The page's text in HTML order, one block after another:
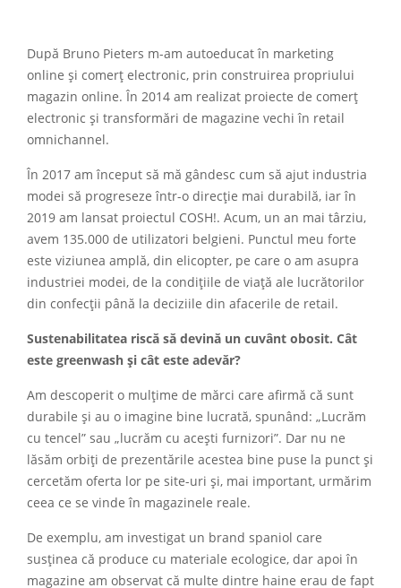
După Bruno Pieters m-am autoeducat în marketing
online și comerț electronic, prin construirea propriului
magazin online. În 2014 am realizat proiecte de comerț
electronic și transformări de magazine vechi în retail
omnichannel.
În 2017 am început să mă gândesc cum să ajut industria
modei să progreseze într-o direcție mai durabilă, iar în
2019 am lansat proiectul COSH!. Acum, un an mai târziu,
avem 135.000 de utilizatori belgieni. Punctul meu forte
este viziunea amplă, din elicopter, pe care o am asupra
industriei modei, de la condițiile de viață ale lucrătorilor
din confecții până la deciziile din afacerile de retail.
Sustenabilitatea riscă să devină un cuvânt obosit. Cât
este greenwash și cât este adevăr?
Am descoperit o mulțime de mărci care afirmă că sunt
durabile și au o imagine bine lucrată, spunând: „Lucrăm
cu tencel” sau „lucrăm cu acești furnizori”. Dar nu ne
lăsăm orbiți de prezentările acestea bine puse la punct și
cercetăm oferta lor pe site-uri și, mai important, urmărim
ceea ce se vinde în magazinele reale.
De exemplu, am investigat un brand spaniol care
susținea că produce cu materiale ecologice, dar apoi în
magazine am observat că multe dintre haine erau de fapt